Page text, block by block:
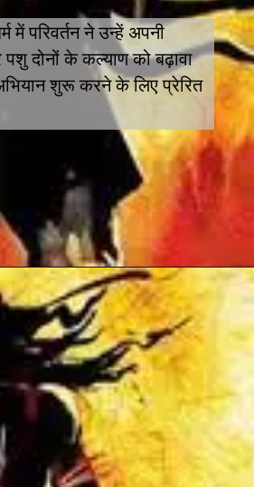
में परिवर्तन ने उन्हें अपनी
दोनों के कल्याण को बढ़ावा
शुरू करने के लिए प्रेरित